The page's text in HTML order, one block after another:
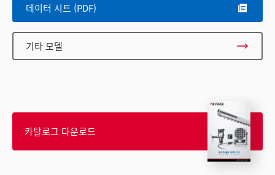
데이터 시트 (PDF)
기타 모델
카탈로그 다운로드